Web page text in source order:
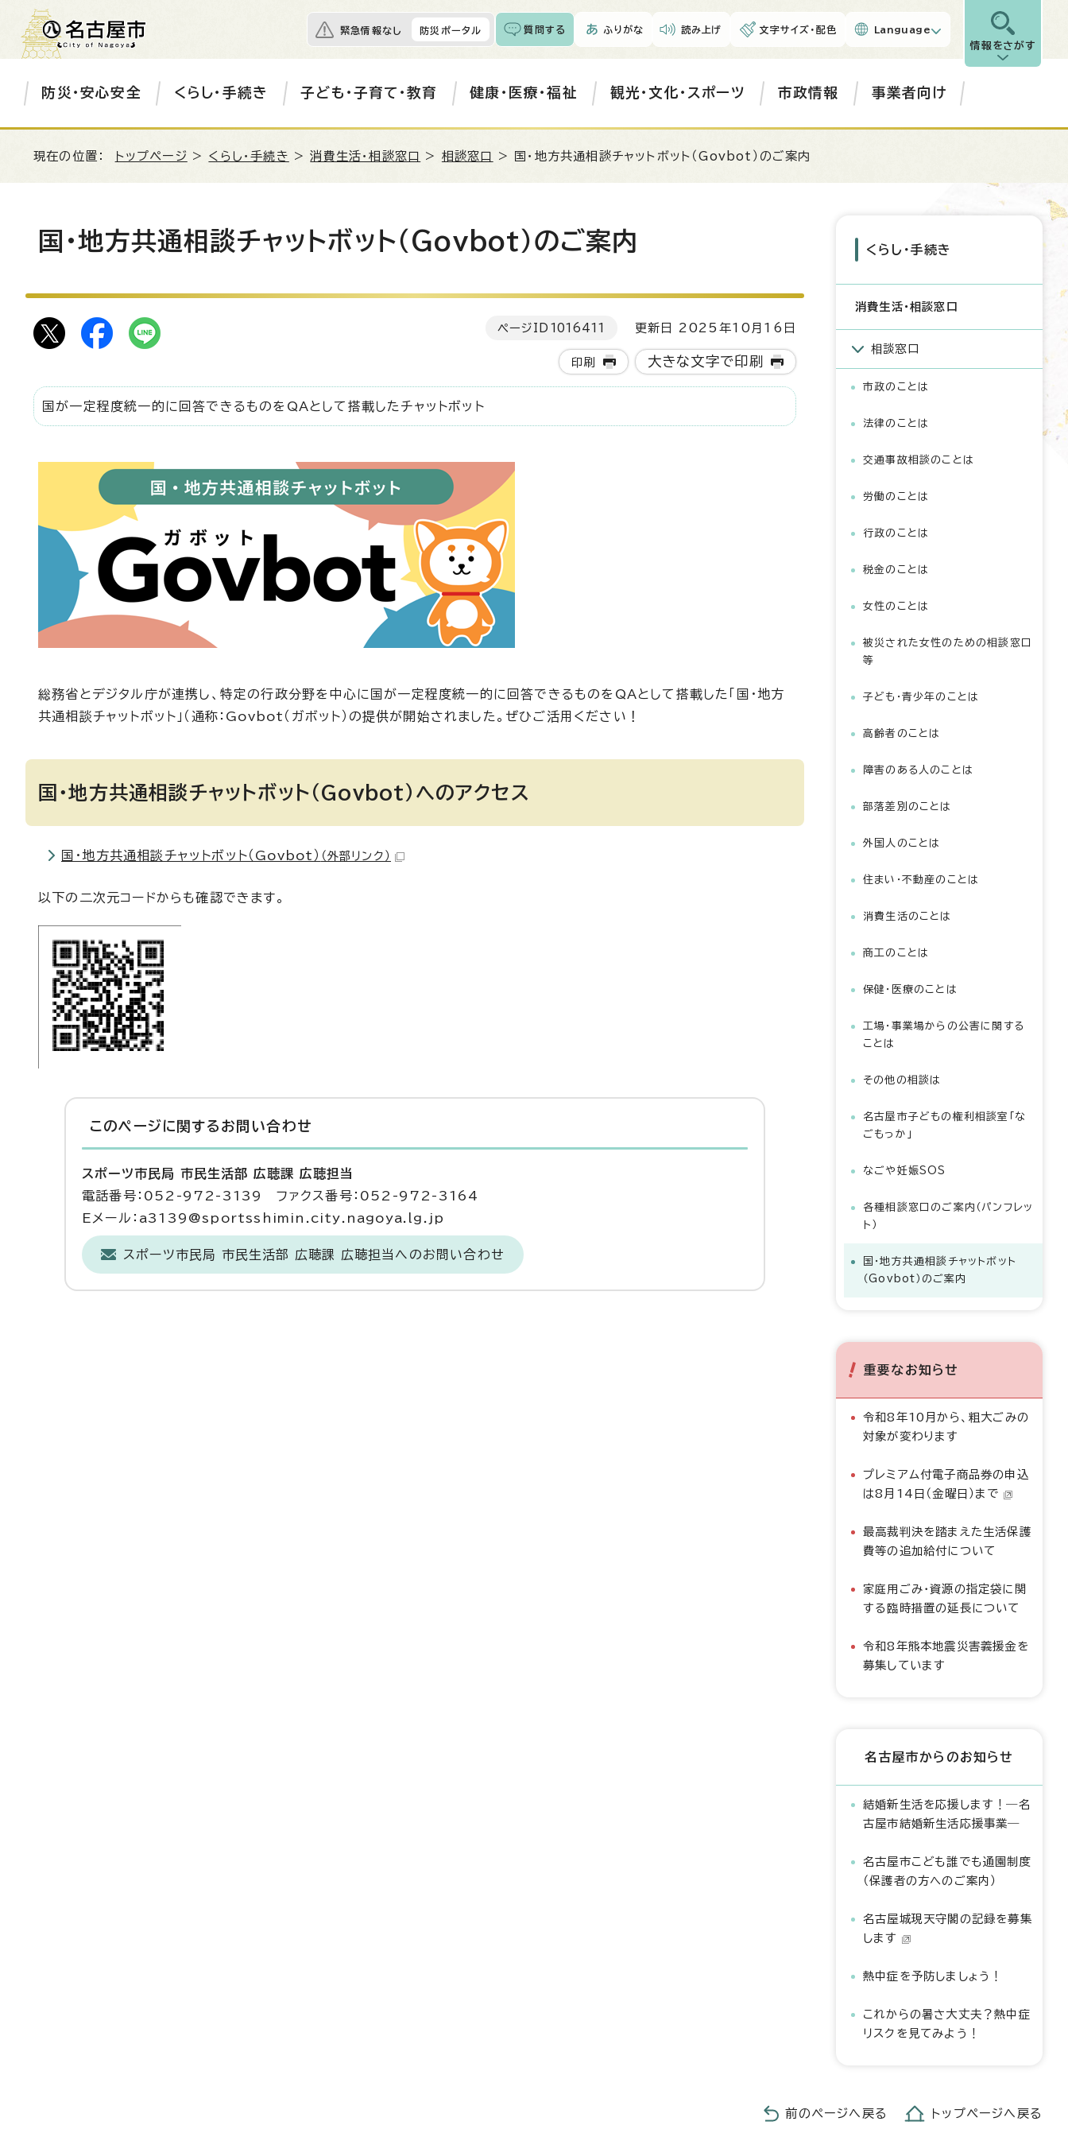
緊急情報なし 防災ポータル 質問する ふりがな 読み上げ 文字サイズ・配色 Language
情報をさがす
防災・安心安全 くらし・手続き 子ども・子育て・教育 健康・医療・福祉 観光・文化・スポーツ 市政情報 事業者向け
現在の位置： トップページ > くらし・手続き >消費生活・相談窓口 > 相談窓口 > 国・地方共通相談チャットボット（Govbot）のご案内
国・地方共通相談チャットボット（Govbot）のご案内
ページID 1016411 更新日 2025年10月16日
印刷 大きな文字で印刷
国が一定程度統一的に回答できるものをQAとして搭載したチャットボット
総務省とデジタル庁が連携し、特定の行政分野を中心に国が一定程度統一的に回答できるものをQAとして搭載した「国・地方
共通相談チャットボット」（通称：Govbot（ガボット）の提供が開始されました。ぜひご活用ください！
国・地方共通相談チャットボット（Govbot）へのアクセス
国・地方共通相談チャットボット（Govbot） （外部リンク）
以下の二次元コードからも確認できます。
このページに関する お問い合わせ
スポーツ市民局 市民生活部 広聴課 広聴担当
電話番号：052-972-3139 ファクス番号：052-972-3164
Eメール：a3139@sportsshimin.city.nagoya.lg.jp
スポーツ市民局 市民生活部 広聴課 広聴担当へのお問い合わせ
くらし・手続き
消費生活・相談窓口
相談窓口
市政のことは
法律のことは
交通事故相談のことは
労働のことは
行政のことは
税金のことは
女性のことは
被災された女性のための相談窓口
等
子ども・青少年のことは
高齢者のことは
障害のある人のことは
部落差別のことは
外国人のことは
住まい・不動産のことは
消費生活のことは
商工のことは
保健・医療のことは
工場・事業場からの公害に関する
ことは
その他の相談は
名古屋市子どもの権利相談室「な
ごもっか」
なごや妊娠SOS
各種相談窓口のご案内（パンフレッ
ト）
国・地方共通相談チャットボット
（Govbot）のご案内
重要なお知らせ
令和8年10月から、粗大ごみの
対象が変わります
プレミアム付電子商品券の申込
は8月14日（金曜日）まで
最高裁判決を踏まえた生活保護
費等の追加給付について
家庭用ごみ・資源の指定袋に関
する臨時措置の延長について
令和8年熊本地震災害義援金を
募集しています
名古屋市からのお知らせ
結婚新生活を応援します！―名
古屋市結婚新生活応援事業―
名古屋市こども誰でも通園制度
（保護者の方へのご案内）
名古屋城現天守閣の記録を募集
します
熱中症を予防しましょう！
これからの暑さ大丈夫？熱中症
リスクを見てみよう！
前のページへ戻る トップページへ戻る